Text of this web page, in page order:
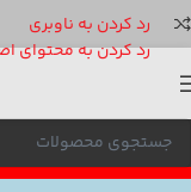
رد کردن به ناوبری
رد کردن به محتوای اصلی